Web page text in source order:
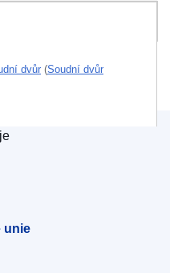
dvůr (Soudní dvůr
unie
unie